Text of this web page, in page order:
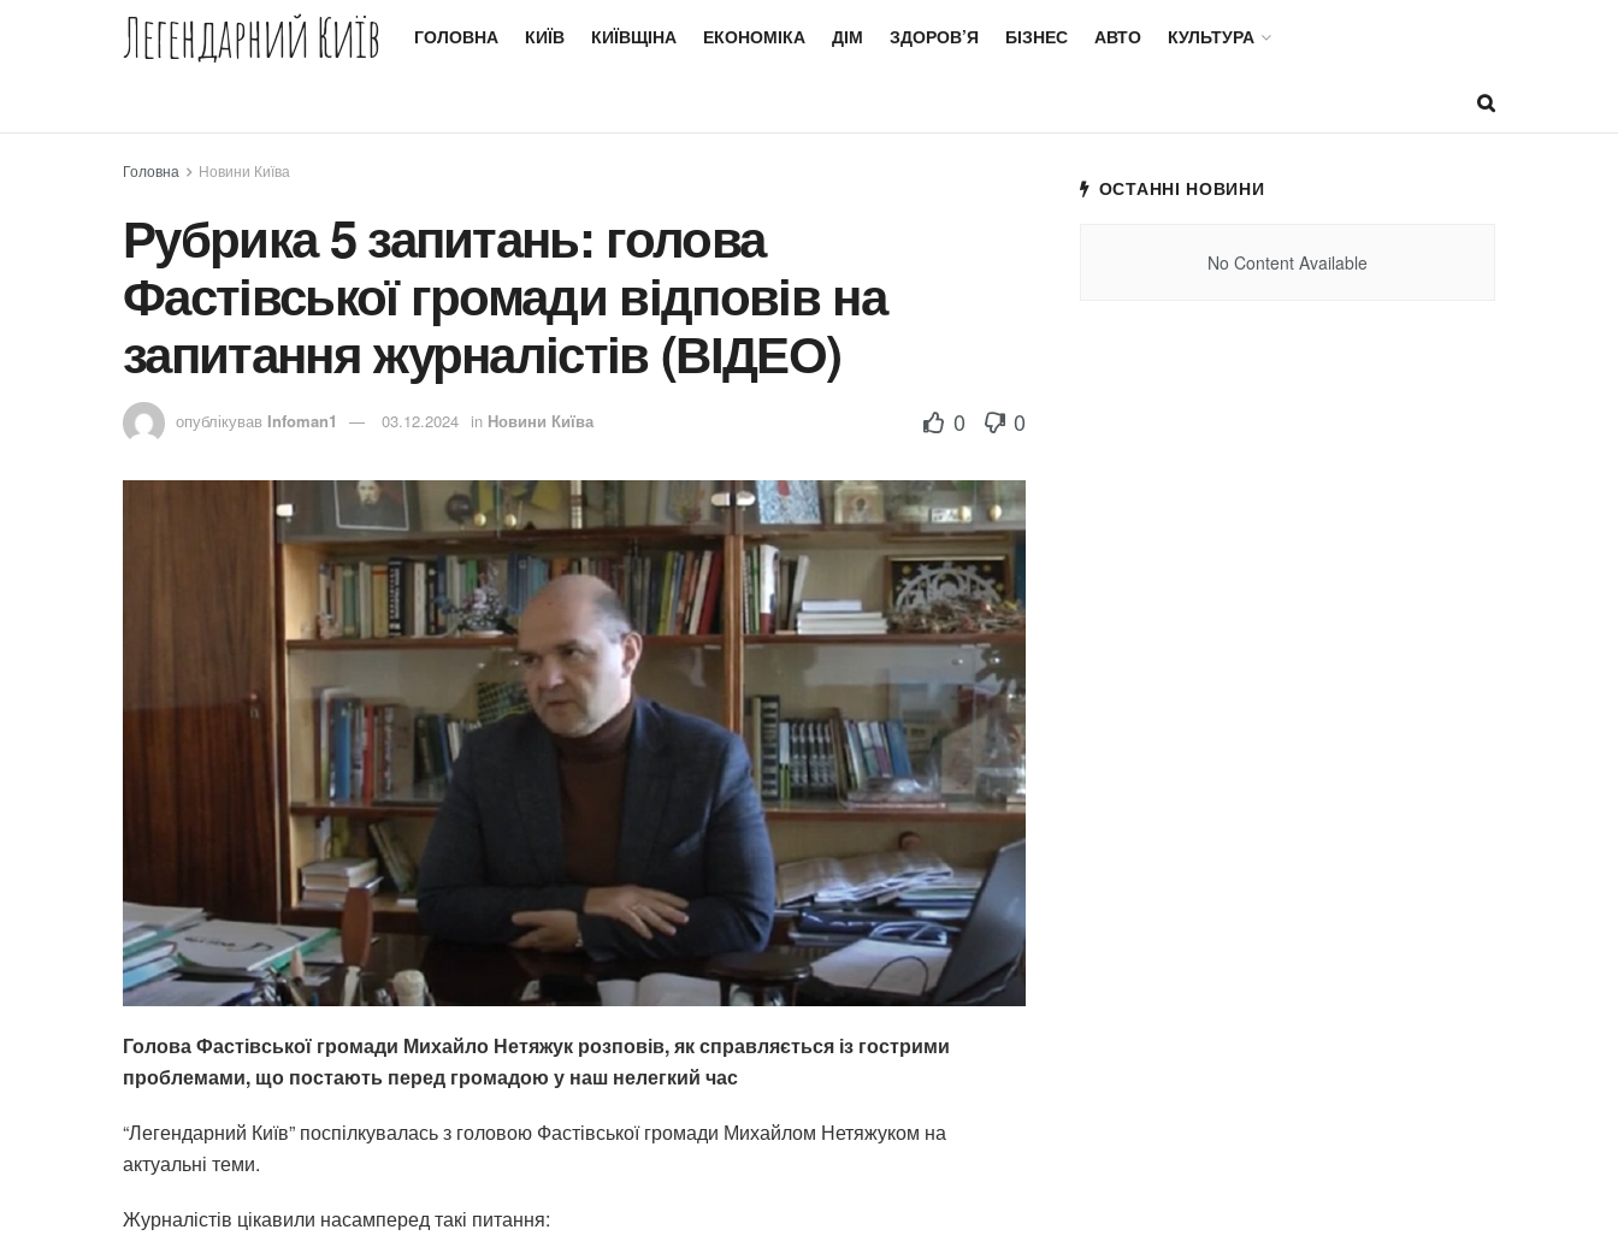
Легендарний Київ ГОЛОВНА КИЇВ КИЇВЩІНА ЕКОНОМІКА ДІМ ЗДОРОВ’Я БІЗНЕС АВТО КУЛЬТУРА
Головна Новини Київа
Рубрика 5 запитань: голова
Фастівської громади відповів на
запитання журналістів (ВІДЕО)
опублікував Infoman1 03.12.2024 in Новини Київа 0 0
Голова Фастівської громади Михайло Нетяжук розповів, як справляється із гострими
проблемами, що постають перед громадою у наш нелегкий час
“Легендарний Київ” поспілкувалась з головою Фастівської громади Михайлом Нетяжуком на
актуальні теми.
Журналістів цікавили насамперед такі питання:
ОСТАННІ НОВИНИ
No Content Available